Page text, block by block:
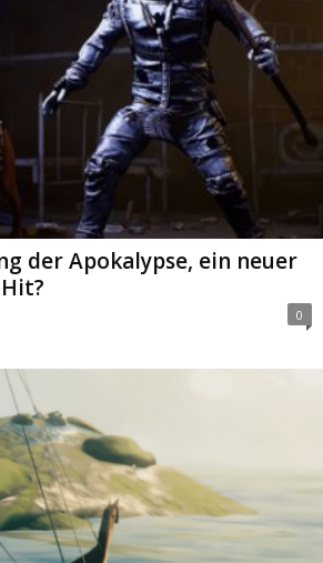
der Apokalypse, ein neuer
0